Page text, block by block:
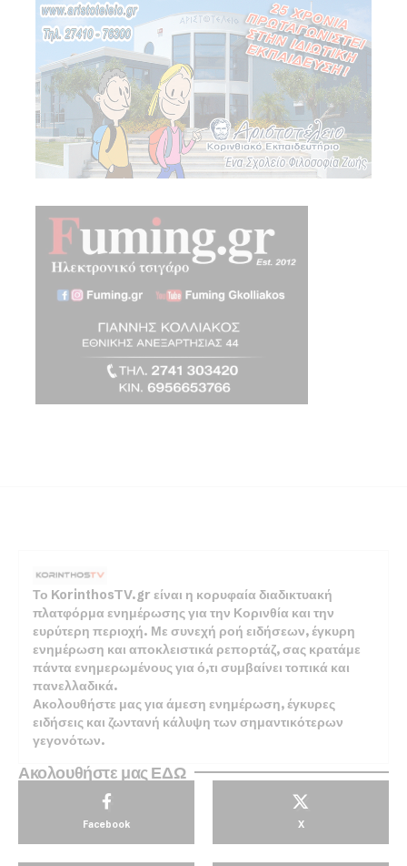
Το KorinthosTV.gr είναι η κορυφαία διαδικτυακή
πλατφόρμα ενημέρωσης για την Κορινθία και την
ευρύτερη περιοχή. Με συνεχή ροή ειδήσεων, έγκυρη
ενημέρωση και αποκλειστικά ρεπορτάζ, σας κρατάμε
πάντα ενημερωμένους για ό,τι συμβαίνει τοπικά και
πανελλαδικά.
Ακολουθήστε μας για άμεση ενημέρωση, έγκυρες
ειδήσεις και ζωντανή κάλυψη των σημαντικότερων
γεγονότων.
Ακολουθήστε μας ΕΔΩ
Facebook X